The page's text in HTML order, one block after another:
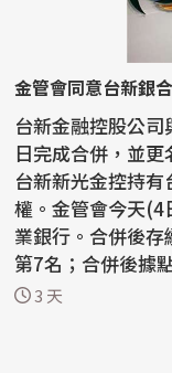
金管會同意台新銀
台新金融控股公
日完成合併，並
台新新光金控持
權。金管會今天(4
業銀行。合併後
第7名；合併後據
二。 ...
3 天